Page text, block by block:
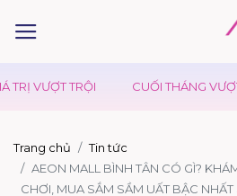
CUỐI THÁNG VƯỢT CHÔNG GAI -
Trang chủ
Tin tức
AEON MALL BÌNH TÂN CÓ GÌ?
CHƠI, MUA SẮM SẦM UẤT BẬC NHẤT